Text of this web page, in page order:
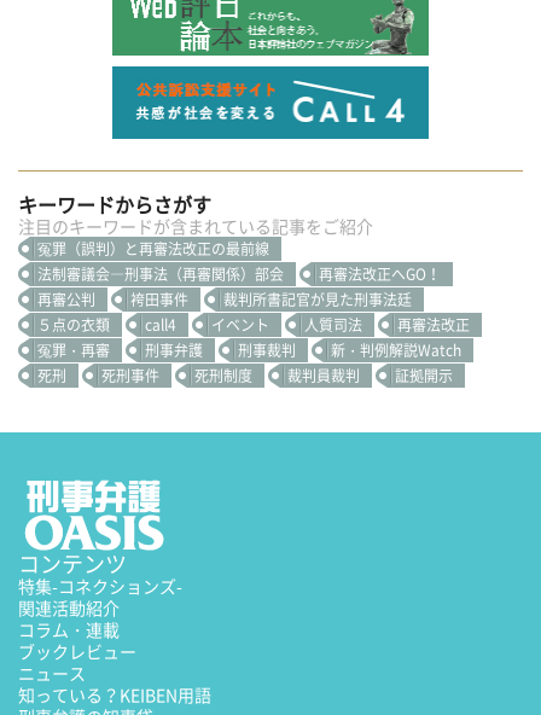
キーワードからさがす
注目のキーワードが含まれている記事をご紹介
冤罪（誤判）と再審法改正の最前線
法制審議会―刑事法（再審関係）部会
再審法改正へGO！
再審公判
袴田事件
裁判所書記官が見た刑事法廷
５点の衣類
call4 イベント 人質司法
再審法改正
冤罪・再審
刑事弁護 刑事裁判
新・判例解説Watch
死刑
死刑事件 死刑制度 裁判員裁判 証拠開示
コンテンツ
特集-コネクションズ-
関連活動紹介
コラム・連載
ブックレビュー
ニュース
知っている？KEIBEN用語